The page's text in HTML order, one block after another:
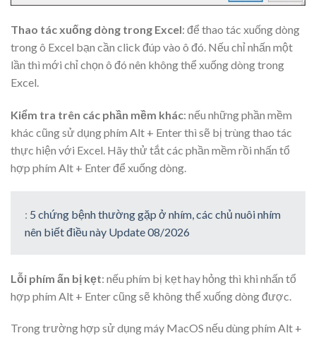
Thao tác xuống dòng trong Excel: để thao tác xuống dòng
trong ô Excel bạn cần click đúp vào ô đó. Nếu chỉ nhấn một
lần thì mới chỉ chọn ô đó nên không thể xuống dòng trong
Excel.
Kiểm tra trên các phần mềm khác: nếu những phần mềm
khác cũng sử dụng phím Alt + Enter thì sẽ bị trùng thao tác
thực hiện với Excel. Hãy thử tắt các phần mềm rồi nhấn tổ
hợp phím Alt + Enter để xuống dòng.
: 5 chứng bệnh thường gặp ở nhím, các chủ nuôi nhím
nên biết điều này Update 08/2026
Lỗi phím ấn bị kẹt: nếu phím bị kẹt hay hỏng thì khi nhấn tổ
hợp phím Alt + Enter cũng sẽ không thể xuống dòng được.
Trong trường hợp sử dụng máy MacOS nếu dùng phím Alt +